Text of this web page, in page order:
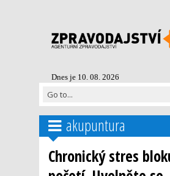
Dnes je 10. 08. 2026
akupuntura
Chronický stres